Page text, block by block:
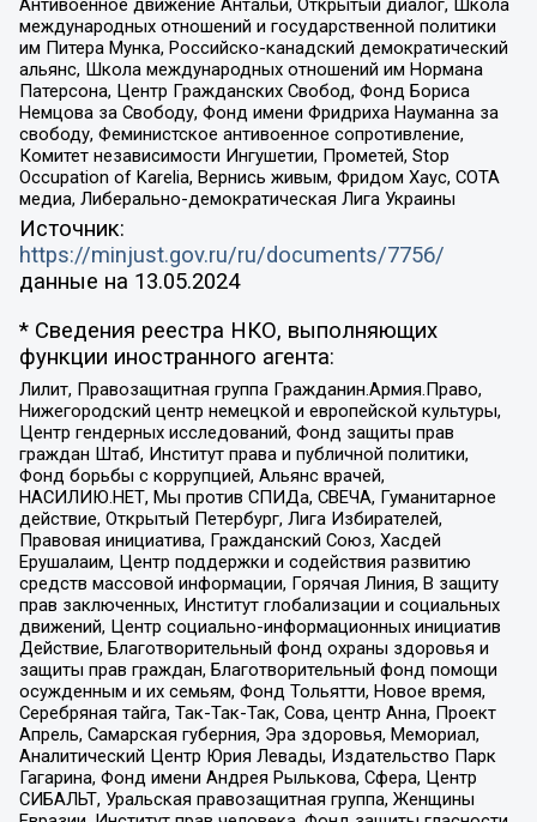
Антивоенное движение Антальи, Открытый диалог, Школа
международных отношений и государственной политики
им Питера Мунка, Российско-канадский демократический
альянс, Школа международных отношений им Нормана
Патерсона, Центр Гражданских Свобод, Фонд Бориса
Немцова за Свободу, Фонд имени Фридриха Науманна за
свободу, Феминистское антивоенное сопротивление,
Комитет независимости Ингушетии, Прометей, Stop
Occupation of Karelia, Вернись живым, Фридом Хаус, СОТА
медиа, Либерально-демократическая Лига Украины
Источник:
https://minjust.gov.ru/ru/documents/7756/
данные на 13.05.2024
* Сведения реестра НКО, выполняющих
функции иностранного агента:
Лилит, Правозащитная группа Гражданин.Армия.Право,
Нижегородский центр немецкой и европейской культуры,
Центр гендерных исследований, Фонд защиты прав
граждан Штаб, Институт права и публичной политики,
Фонд борьбы с коррупцией, Альянс врачей,
НАСИЛИЮ.НЕТ, Мы против СПИДа, СВЕЧА, Гуманитарное
действие, Открытый Петербург, Лига Избирателей,
Правовая инициатива, Гражданский Союз, Хасдей
Ерушалаим, Центр поддержки и содействия развитию
средств массовой информации, Горячая Линия, В защиту
прав заключенных, Институт глобализации и социальных
движений, Центр социально-информационных инициатив
Действие, Благотворительный фонд охраны здоровья и
защиты прав граждан, Благотворительный фонд помощи
осужденным и их семьям, Фонд Тольятти, Новое время,
Серебряная тайга, Так-Так-Так, Сова, центр Анна, Проект
Апрель, Самарская губерния, Эра здоровья, Мемориал,
Аналитический Центр Юрия Левады, Издательство Парк
Гагарина, Фонд имени Андрея Рылькова, Сфера, Центр
СИБАЛЬТ, Уральская правозащитная группа, Женщины